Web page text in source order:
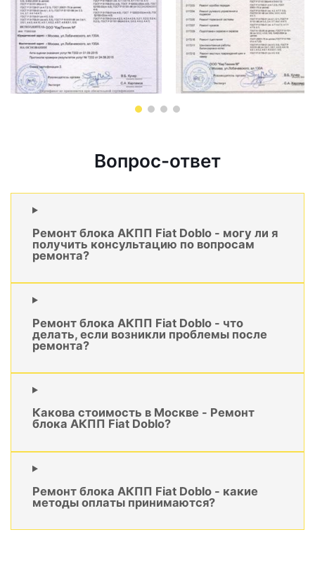
Вопрос-ответ
Ремонт блока АКПП Fiat Doblo - могу ли я
получить консультацию по вопросам
ремонта?
Ремонт блока АКПП Fiat Doblo - что
делать, если возникли проблемы после
ремонта?
Какова стоимость в Москве - Ремонт
блока АКПП Fiat Doblo?
Ремонт блока АКПП Fiat Doblo - какие
методы оплаты принимаются?